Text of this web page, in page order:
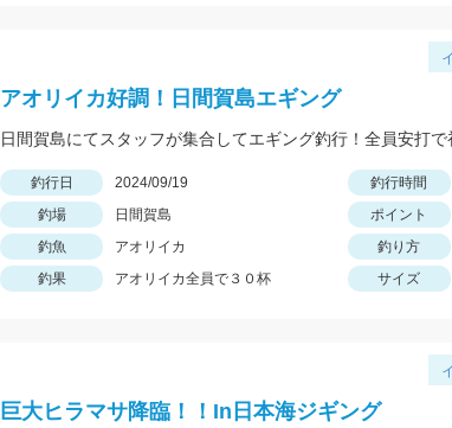
アオリイカ好調！日間賀島エギング
日間賀島にてスタッフが集合してエギング釣行！全員安打で
釣行日 2024/09/19 釣行時間
釣場
日間賀島
ポイント
釣魚
アオリイカ 釣り方
釣果
アオリイカ全員で３０杯 サイズ
巨大ヒラマサ降臨！！In日本海ジギング